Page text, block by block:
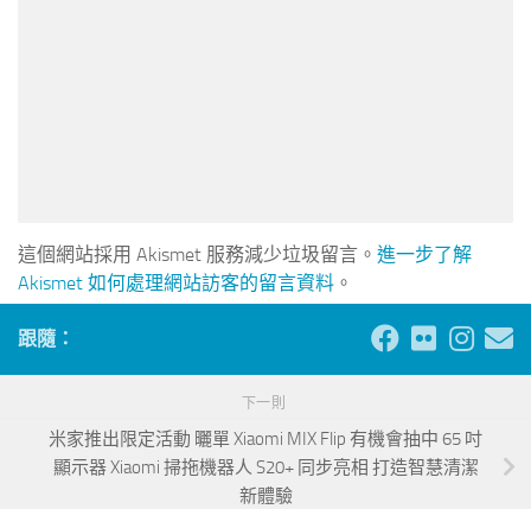
這個網站採用 Akismet 服務減少垃圾留言。 進一步了解
Akismet 如何處理網站訪客的留言資料 。
跟隨：
下一則
米家推出限定活動 曬單 Xiaomi MIX Flip 有機會抽中 65 吋
顯示器 Xiaomi 掃拖機器人 S20+ 同步亮相 打造智慧清潔
新體驗